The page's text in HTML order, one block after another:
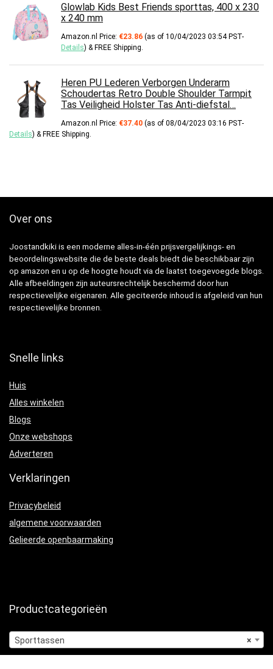
Glowlab Kids Best Friends sporttas, 400 x 230
x 240 mm
Amazon.nl Price: €23.86 (as of 10/04/2023 03:54 PST-
Details) & FREE Shipping
Heren PU Lederen Verborgen Underarm
Schoudertas Retro Double Shoulder Tarmpit
Tas Veiligheid Holster Tas Anti-diefstal…
Amazon.nl Price: €37.40 (as of 08/04/2023 03:16 PST-
Details) & FREE Shipping
Over ons
Joostandkiki is een moderne alles-in-één prijsvergelijkings- en
beoordelingswebsite die de beste deals biedt die beschikbaar zijn
op amazon en u op de hoogte houdt via de laatst toegevoegde blogs.
Alle afbeeldingen zijn auteursrechtelijk beschermd door hun
respectievelijke eigenaren. Alle geciteerde inhoud is afgeleid van hun
respectievelijke bronnen.
Snelle links
Huis
Alles winkelen
Blogs
Onze webshops
Adverteren
Verklaringen
Privacybeleid
algemene voorwaarden
Gelieerde openbaarmaking
Productcategorieën
×
Sporttassen